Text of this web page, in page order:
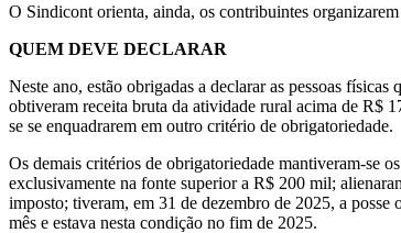
O Sindicont orienta, ainda, os contribuintes
QUEM DEVE DECLARAR
Neste ano, estão obrigadas a declarar as pessoas
obtiveram receita bruta da atividade rural acima de R$
se se enquadrarem em outro critério de obrigatoriedade.
Os demais critérios de obrigatoriedade mantiveram-se
exclusivamente na fonte superior a R$ 200 mil;
imposto; tiveram, em 31 de dezembro de 2025, a
mês e estava nesta condição no fim de 2025.